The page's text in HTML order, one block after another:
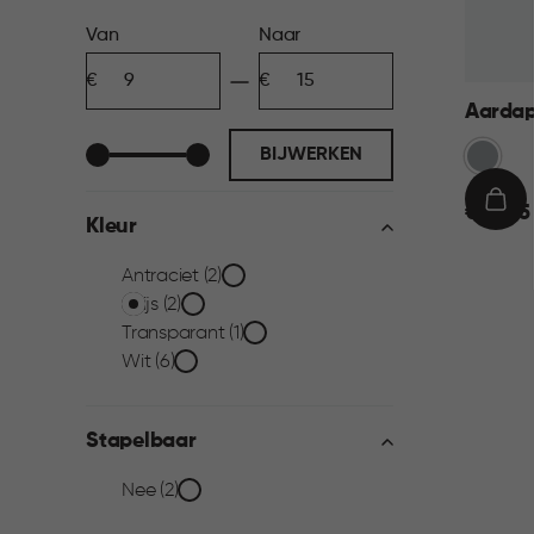
Prijs
filter
Van
Naar
BIJWERKEN
Kleur
Kleur
filter
Antraciet (2)
Grijs (2)
Transparant (1)
Wit (6)
Stapelbaar
Stapelbaar
Nee (2)
Grijs
€€ 14,95
IN